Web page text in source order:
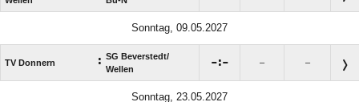
Sonntag, 09.05.2027
TV Donnern : SG Beverstedt/​
Wellen
: – –
Sonntag, 23.05.2027